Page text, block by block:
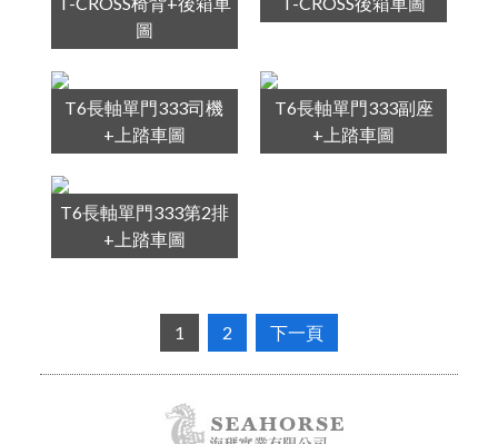
圖
T6長軸單門333司機
+上踏車圖
T6長軸單門333副座
+上踏車圖
T6長軸單門333第2排
+上踏車圖
1 2 下一頁